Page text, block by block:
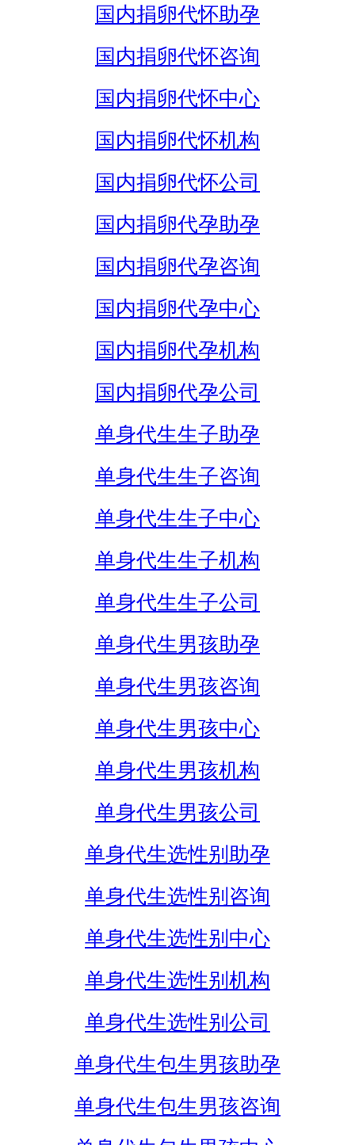
国内捐卵代怀助孕
国内捐卵代怀咨询
国内捐卵代怀中心
国内捐卵代怀机构
国内捐卵代怀公司
国内捐卵代孕助孕
国内捐卵代孕咨询
国内捐卵代孕中心
国内捐卵代孕机构
国内捐卵代孕公司
单身代生生子助孕
单身代生生子咨询
单身代生生子中心
单身代生生子机构
单身代生生子公司
单身代生男孩助孕
单身代生男孩咨询
单身代生男孩中心
单身代生男孩机构
单身代生男孩公司
单身代生选性别助孕
单身代生选性别咨询
单身代生选性别中心
单身代生选性别机构
单身代生选性别公司
单身代生包生男孩助孕
单身代生包生男孩咨询